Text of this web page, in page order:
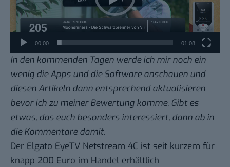
00:00 01:08
In den kommenden Tagen werde ich mir noch ein
wenig die Apps und die Software anschauen und
diesen Artikeln dann entsprechend aktualisieren
bevor ich zu meiner Bewertung komme. Gibt es
etwas, das euch besonders interessiert, dann ab in
die Kommentare damit.
Der Elgato EyeTV Netstream 4C ist seit kurzem für
knapp 200 Euro im Handel erhältlich